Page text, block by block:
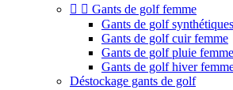
  Gants de golf femme
Gants de golf
Gants de golf cuir femme
Gants de golf pluie femme
Gants de golf hiver
Déstockage gants de golf